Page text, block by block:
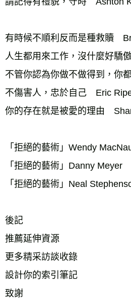
有時候不順利反而是種救贖　
人生都用來工作，沒什麼好驕
不管你認為你做不做得到，你
不傷害人，忠於自己　Eric
你的存在就是被愛的理由　
「拒絕的藝術」Wendy
「拒絕的藝術」Danny Meyer
「拒絕的藝術」Neal
後記
推薦延伸資源
更多精采訪談收錄
設計你的索引筆記
致謝